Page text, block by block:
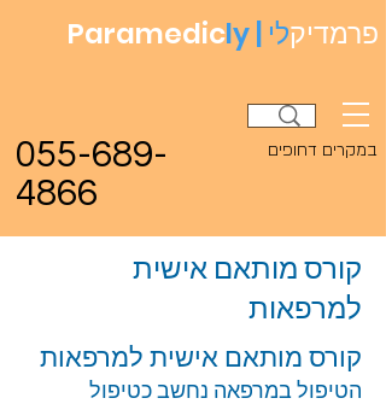
Paramedicly | פרמדיקלי
במקרים דחופים
055-689-
4866
קורס מותאם אישית
למרפאות
קורס מותאם אישית למרפאות
הטיפול במרפאה נחשב כטיפול